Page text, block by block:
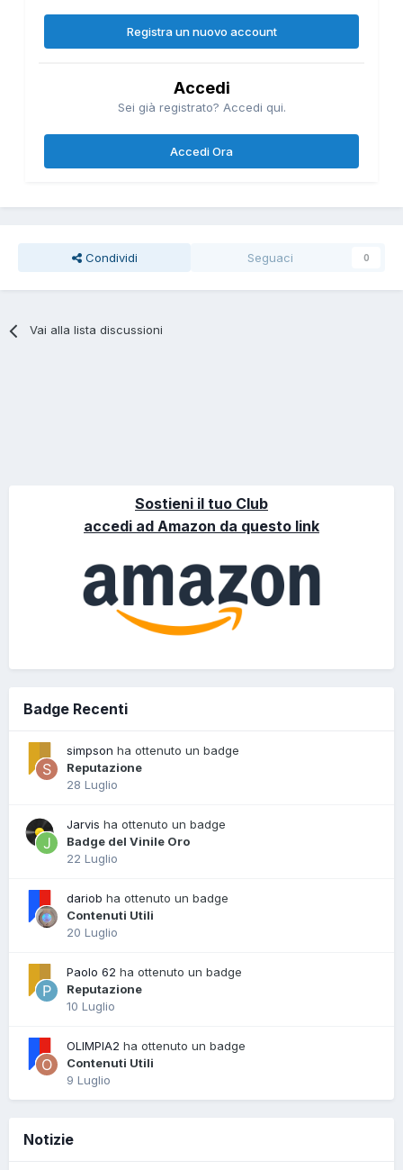
Registra un nuovo account
Accedi
Sei già registrato? Accedi qui.
Accedi Ora
Condividi Seguaci 0
Vai alla lista discussioni
Sostieni il tuo Club
accedi ad Amazon da questo link
Badge Recenti
simpson ha ottenuto un badge
Reputazione
28 Luglio
Jarvis ha ottenuto un badge
Badge del Vinile Oro
22 Luglio
dariob ha ottenuto un badge
Contenuti Utili
20 Luglio
Paolo 62 ha ottenuto un badge
Reputazione
10 Luglio
OLIMPIA2 ha ottenuto un badge
Contenuti Utili
9 Luglio
Notizie